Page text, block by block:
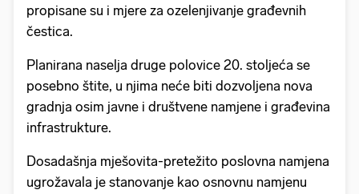
propisane su i mjere za ozelenjivanje građevnih
čestica.
Planirana naselja druge polovice 20. stoljeća se
posebno štite, u njima neće biti dozvoljena nova
gradnja osim javne i društvene namjene i građevina
infrastrukture.
Dosadašnja mješovita-pretežito poslovna namjena
ugrožavala je stanovanje kao osnovnu namjenu